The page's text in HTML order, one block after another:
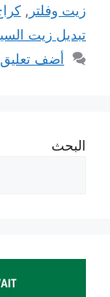
زيت وفلتر ,
تبديل زيت
أضف تعليق
البحث